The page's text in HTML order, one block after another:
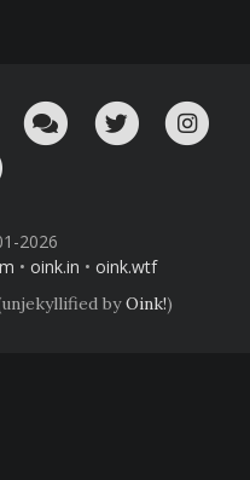
canal en Telegram!
Oink! TV Charla con nosotros
Twitter
2026
• oink.in • oink.wtf
byOink!)